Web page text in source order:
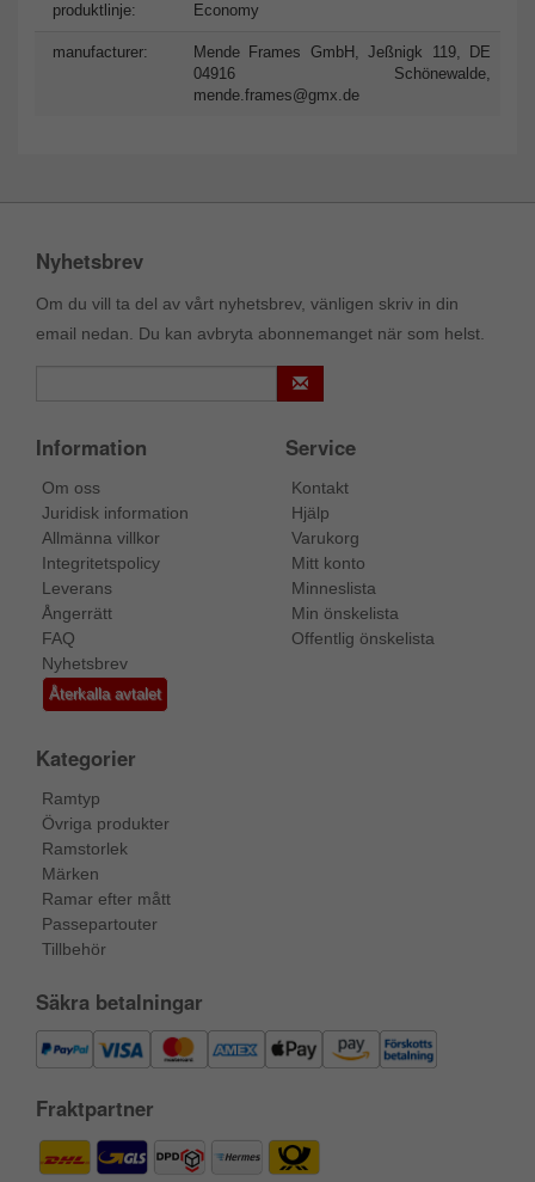
produktlinje: Economy
manufacturer:
Mende Frames GmbH, Jeßnigk 119, DE
04916 Schönewalde,
mende.frames@gmx.de
Nyhetsbrev
Om du vill ta del av vårt nyhetsbrev, vänligen skriv in din
email nedan. Du kan avbryta abonnemanget när som helst.
Information
Om oss
Juridisk information
Allmänna villkor
Integritetspolicy
Leverans
Ångerrätt
FAQ
Nyhetsbrev
Återkalla avtalet
Service
Kontakt
Hjälp
Varukorg
Mitt konto
Minneslista
Min önskelista
Offentlig önskelista
Kategorier
Ramtyp
Övriga produkter
Ramstorlek
Märken
Ramar efter mått
Passepartouter
Tillbehör
Säkra betalningar
Fraktpartner